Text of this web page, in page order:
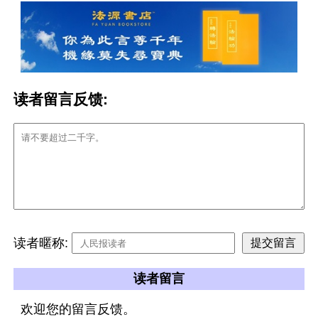
读者留言反馈:
读者暱称:
读者留言
欢迎您的留言反馈。